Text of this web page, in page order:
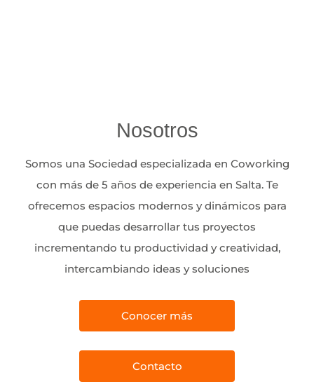
Nosotros
Somos una Sociedad especializada en Coworking
con más de 5 años de experiencia en Salta. Te
ofrecemos espacios modernos y dinámicos para
que puedas desarrollar tus proyectos
incrementando tu productividad y creatividad,
intercambiando ideas y soluciones
Conocer más
Contacto